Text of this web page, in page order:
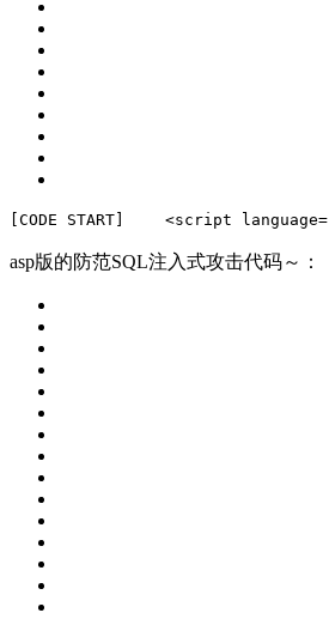
[CODE START] <script language=
asp版的防范SQL注入式攻击代码～：